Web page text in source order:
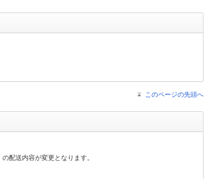
このページの先頭へ
配送内容が変更となります。